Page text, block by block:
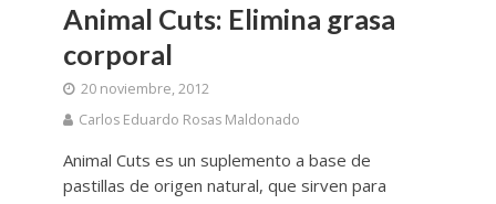
Animal Cuts: Elimina grasa
corporal
20 noviembre, 2012
Carlos Eduardo Rosas Maldonado
Animal Cuts es un suplemento a base de
pastillas de origen natural, que sirven para